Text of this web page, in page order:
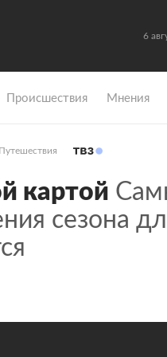
6
Происшествия Мнения
Путешествия
картой
сезона